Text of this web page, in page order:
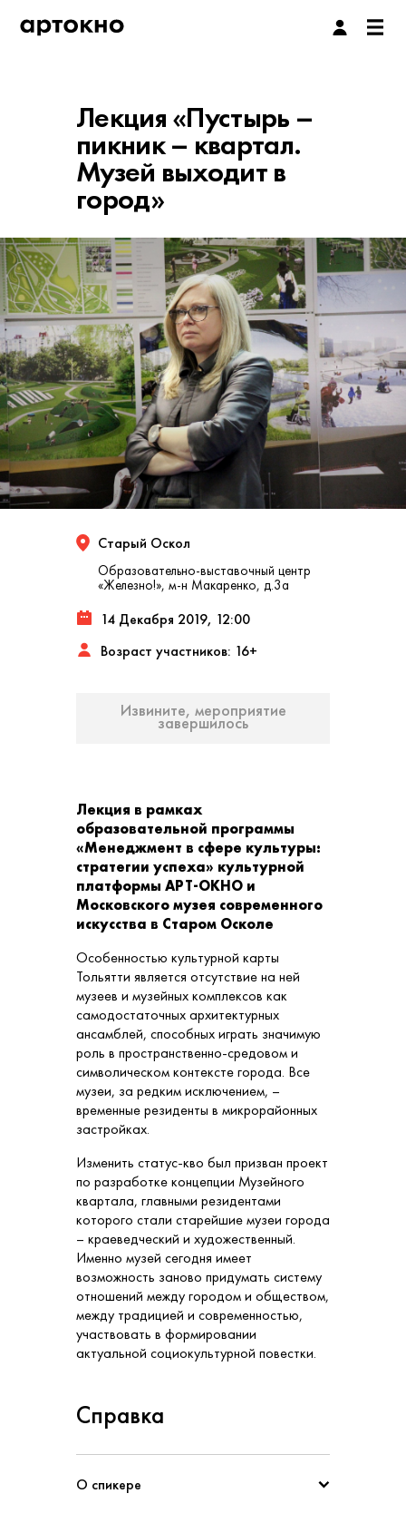
Лекция «Пустырь –
пикник – квартал.
Музей выходит в
город»
Старый Оскол
Образовательно-выставочный центр
«Железно!», м-н Макаренко, д.3а
14 Декабря 2019, 12:00
Возраст участников: 16+
Извините, мероприятие
завершилось
Лекция в рамках
образовательной программы
«Менеджмент в сфере культуры:
стратегии успеха» культурной
платформы АРТ-ОКНО и
Московского музея современного
искусства в Старом Осколе
Особенностью культурной карты
Тольятти является отсутствие на ней
музеев и музейных комплексов как
самодостаточных архитектурных
ансамблей, способных играть значимую
роль в пространственно-средовом и
символическом контексте города. Все
музеи, за редким исключением, –
временные резиденты в микрорайонных
застройках.
Изменить статус-кво был призван проект
по разработке концепции Музейного
квартала, главными резидентами
которого стали старейшие музеи города
– краеведческий и художественный.
Именно музей сегодня имеет
возможность заново придумать систему
отношений между городом и обществом,
между традицией и современностью,
участвовать в формировании
актуальной социокультурной повестки.
Справка
О спикере